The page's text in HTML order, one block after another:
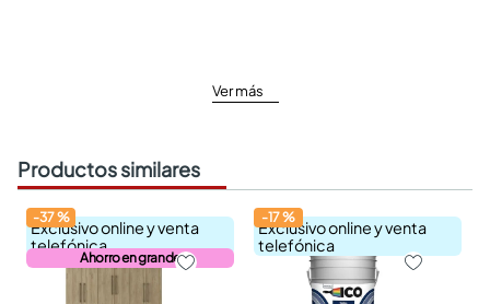
Ver más
Productos similares
Exclusivo online y venta
telefónica
Ahorro en grande
-37%
Exclusivo online y venta
telefónica
-17%